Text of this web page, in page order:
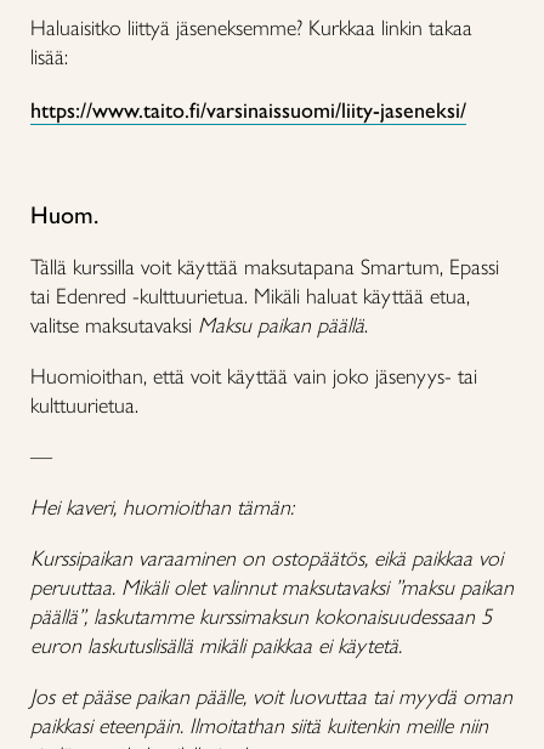
Haluaisitko liittyä jäseneksemme? Kurkkaa linkin takaa
lisää:
https://www.taito.fi/varsinaissuomi/liity-jaseneksi/
Huom.
Tällä kurssilla voit käyttää maksutapana Smartum, Epassi
tai Edenred -kulttuurietua. Mikäli haluat käyttää etua,
valitse maksutavaksi Maksu paikan päällä.
Huomioithan, että voit käyttää vain joko jäsenyys- tai
kulttuurietua.
—
Hei kaveri, huomioithan tämän:
Kurssipaikan varaaminen on ostopäätös, eikä paikkaa voi
peruuttaa. Mikäli olet valinnut maksutavaksi ”maksu paikan
päällä”, laskutamme kurssimaksun kokonaisuudessaan 5
euron laskutuslisällä mikäli paikkaa ei käytetä.
Jos et pääse paikan päälle, voit luovuttaa tai myydä oman
paikkasi eteenpäin. Ilmoitathan siitä kuitenkin meille niin